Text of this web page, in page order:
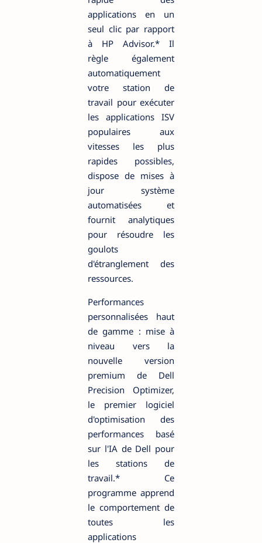
applications en un
seul clic par rapport
à HP Advisor.* Il
règle également
automatiquement
votre station de
travail pour exécuter
les applications ISV
populaires aux
vitesses les plus
rapides possibles,
dispose de mises à
jour système
automatisées et
fournit analytiques
pour résoudre les
goulots
d'étranglement des
ressources.
Performances
personnalisées haut
de gamme : mise à
niveau vers la
nouvelle version
premium de Dell
Precision Optimizer,
le premier logiciel
d'optimisation des
performances basé
sur l'IA de Dell pour
les stations de
travail.* Ce
programme apprend
le comportement de
toutes les
applications